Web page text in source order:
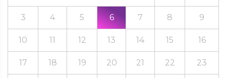
3 4 5 6 7 8 9
10 11 12 13 14 15 16
17 18 19 20 21 22 23